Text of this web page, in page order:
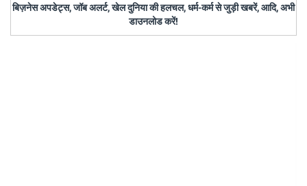
बिज़नेस अपडेट्स, जॉब अलर्ट, खेल दुनिया की हलचल, धर्म-कर्म से जुड़ी खबरें, आदि, अभी
डाउनलोड करें!